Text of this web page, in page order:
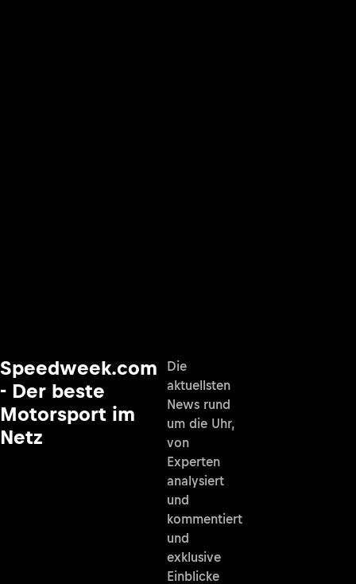
Speedweek.com
- Der beste
Motorsport im
Netz
Die
aktuellsten
News rund
um die Uhr,
von
Experten
analysiert
und
kommentiert
und
exklusive
Einblicke